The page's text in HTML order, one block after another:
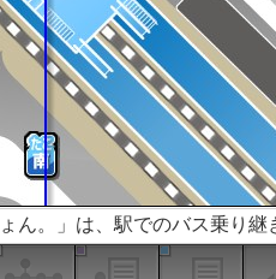
ん。」は、駅でのバス乗り継